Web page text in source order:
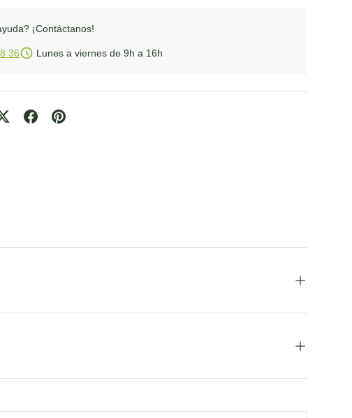
¡Contáctanos!
36 Lunes a viernes de 9h a 16h